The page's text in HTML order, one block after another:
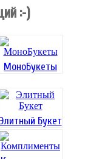
:-)
МоноБукеты
Элитный Букет